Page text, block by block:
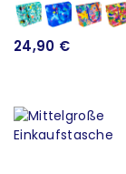
24,90 €